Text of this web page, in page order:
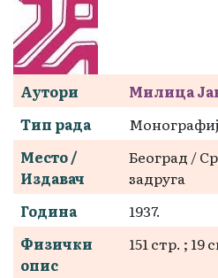
Аутори
Милица
Тип рада
Место /
Издавач
Београд /
задруга
Година
1937.
Физички
опис
151 стр. ; 19